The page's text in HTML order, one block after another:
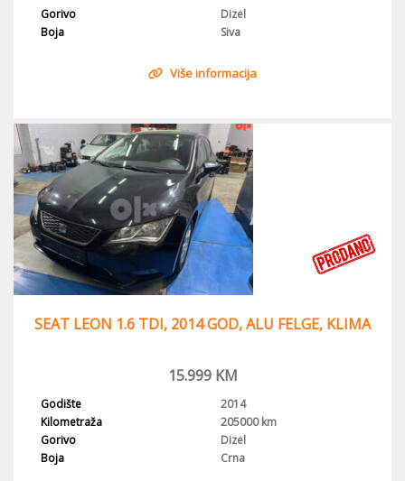
Gorivo
Dizel
Boja
Siva
Više informacija
SEAT LEON 1.6 TDI, 2014 GOD, ALU FELGE, KLIMA
15.999KM
Godište
2014
Kilometraža
205000 km
Gorivo
Dizel
Boja
Crna